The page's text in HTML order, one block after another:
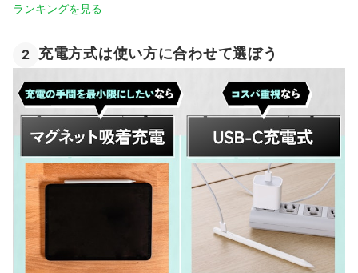
ランキングを見る
2 充電方式は使い方に合わせて選ぼう